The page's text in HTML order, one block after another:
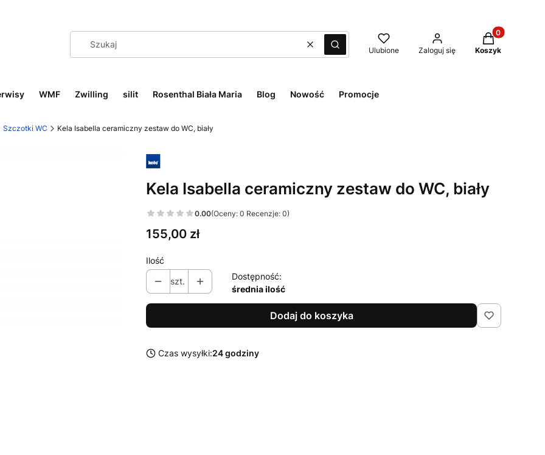
WyczyśćSzukaj Ulubione Zaloguj się
Produkty w
Koszyk
WMF Zwilling silit Rosenthal Biała Maria Blog Nowość Promocje
Szczotki WC Kela Isabella ceramiczny zestaw do WC, biały
Kela Isabella ceramiczny zestaw do WC, biały
0.00(Oceny: 0 Recenzje: 0)
Cena
155,00 zł
Ilość
szt.
Dostępność:
średnia ilość
Dodaj do koszyka
Czas wysyłki:24 godziny